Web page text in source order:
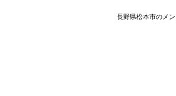
長野県松本市のメ